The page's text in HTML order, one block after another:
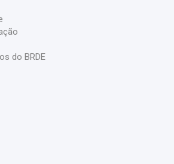
do BRDE